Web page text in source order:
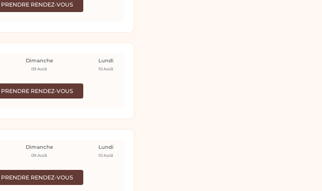
PRENDRE RENDEZ-VOUS
PRENDRE RENDEZ-VOUS
Dimanche
09 Août
Lundi
10 Août
PRENDRE RENDEZ-VOUS
Dimanche
09 Août
Lundi
10 Août